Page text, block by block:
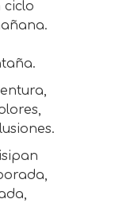
ciclo